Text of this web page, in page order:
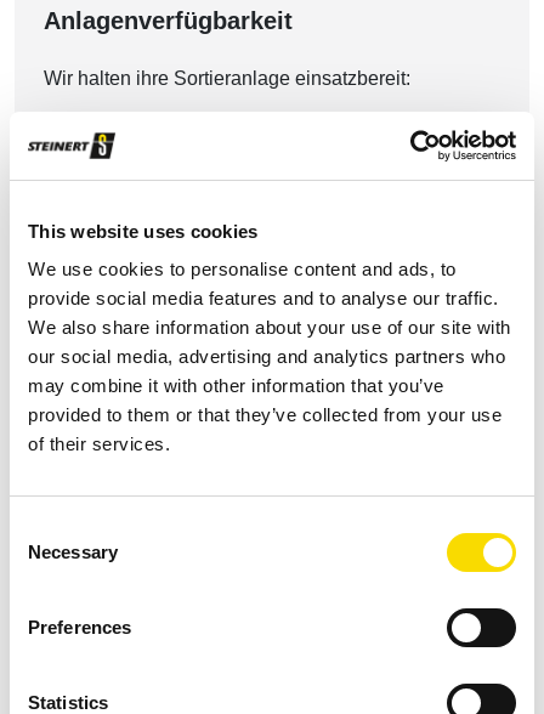
This website uses cookies
We use cookies to personalise content and ads, to
provide social media features and to analyse our traffic.
We also share information about your use of our site with
our social media, advertising and analytics partners who
may combine it with other information that you’ve
provided to them or that they’ve collected from your use
of their services.
Selection
Necessary
Preferences
Statistics
Anlagenverfügbarkeit
Wir halten ihre Sortieranlage einsatzbereit:
+ Original-Ersatzteile
+ Hotline/Remote-Support
+ Wartung
+ Reparaturen
MEHR ERFAHREN
Leistungsfähigkeit Ihrer Sortieranlage: